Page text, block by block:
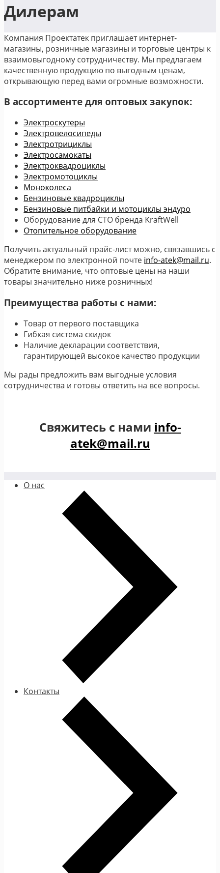
Дилерам
Компания Проектатек приглашает интернет-
магазины, розничные магазины и торговые центры к
взаимовыгодному сотрудничеству. Мы предлагаем
качественную продукцию по выгодным ценам,
открывающую перед вами огромные возможности.
В ассортименте для оптовых закупок:
Электроскутеры
Электровелосипеды
Электротрициклы
Электросамокаты
Электроквадроциклы
Электромотоциклы
Моноколеса
Бензиновые квадроциклы
Бензиновые питбайки и мотоциклы эндуро
Оборудование для СТО бренда KraftWell
Отопительное оборудование
Получить актуальный прайс-лист можно, связавшись с
менеджером по электронной почте info-atek@mail.ru.
Обратите внимание, что оптовые цены на наши
товары значительно ниже розничных!
Преимущества работы с нами:
Товар от первого поставщика
Гибкая система скидок
Наличие декларации соответствия,
гарантирующей высокое качество продукции
Мы рады предложить вам выгодные условия
сотрудничества и готовы ответить на все вопросы.
Свяжитесь с нами info-
atek@mail.ru
О нас
Контакты